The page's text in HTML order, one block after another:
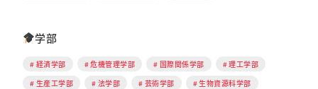
学部
経済学部 危機管理学部 国際関係学部
理工学部
生産工学部
法学部 芸術学部
生物資源科学部